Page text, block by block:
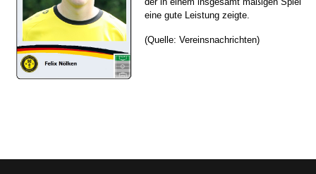
eine gute Leistung zeigte.
(Quelle: Vereinsnachrichten)